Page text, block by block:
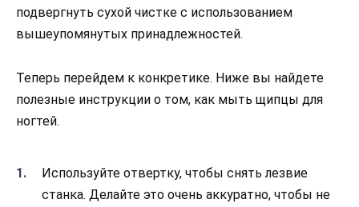
подвергнуть сухой чистке с использованием
вышеупомянутых принадлежностей.
Теперь перейдем к конкретике. Ниже вы найдете
полезные инструкции о том, как мыть щипцы для
ногтей.
Используйте отвертку, чтобы снять лезвие
станка. Делайте это очень аккуратно, чтобы не